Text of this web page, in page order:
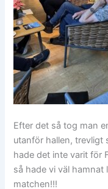
Efter det så tog man
utanför hallen, trevligt
hade det inte varit för
så hade vi väl
matchen!!!